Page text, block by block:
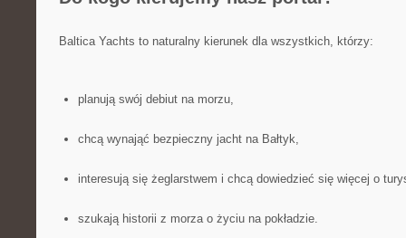
Baltica Yachts to naturalny kierunek dla wszystkich, którzy:
planują swój debiut na morzu,
chcą wynająć bezpieczny jacht na Bałtyk,
interesują się żeglarstwem i chcą dowiedzieć się więcej o
szukają historii z morza o życiu na pokładzie.